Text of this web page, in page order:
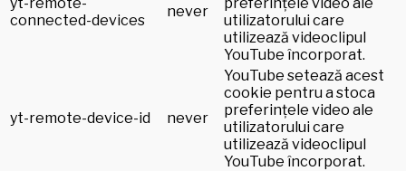
connected-devices
never
utilizatorului care
utilizează videoclipul
YouTube încorporat.
yt-remote-device-id never
YouTube setează acest
cookie pentru a stoca
preferințele video ale
utilizatorului care
utilizează videoclipul
YouTube încorporat.